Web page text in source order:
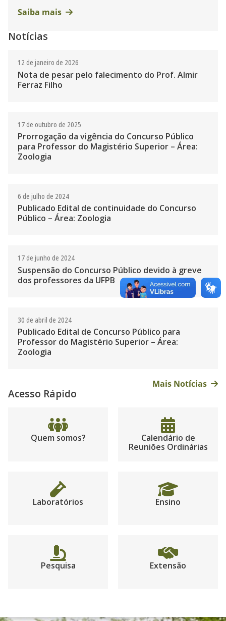
Saiba mais
Notícias
12 de janeiro de 2026
Nota de pesar pelo falecimento do Prof. Almir
Ferraz Filho
17 de outubro de 2025
Prorrogação da vigência do Concurso Público
para Professor do Magistério Superior – Área:
Zoologia
6 de julho de 2024
Publicado Edital de continuidade do Concurso
Público – Área: Zoologia
17 de junho de 2024
Suspensão do Concurso Público devido à greve
dos professores da UFPB
30 de abril de 2024
Publicado Edital de Concurso Público para
Professor do Magistério Superior – Área:
Zoologia
Mais Notícias
Acesso Rápido
Quem somos?
Calendário de
Reuniões Ordinárias
Laboratórios Ensino
Pesquisa Extensão